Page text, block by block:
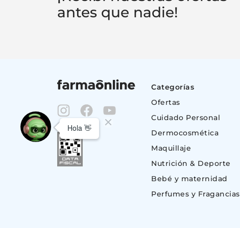
antes que nadie!
Categorías
Ofertas
Cuidado Personal
Dermocosmética
Maquillaje
Nutrición & Deporte
Bebé y maternidad
Perfumes y Fragancias